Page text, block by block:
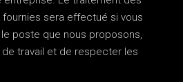
sera effectué si vous
poste que nous proposons,
de travail et de respecter les